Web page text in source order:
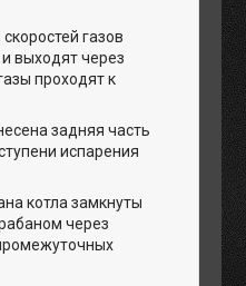
газов
выходят через
проходят к
задняя часть
испарения
котла замкнуты
через